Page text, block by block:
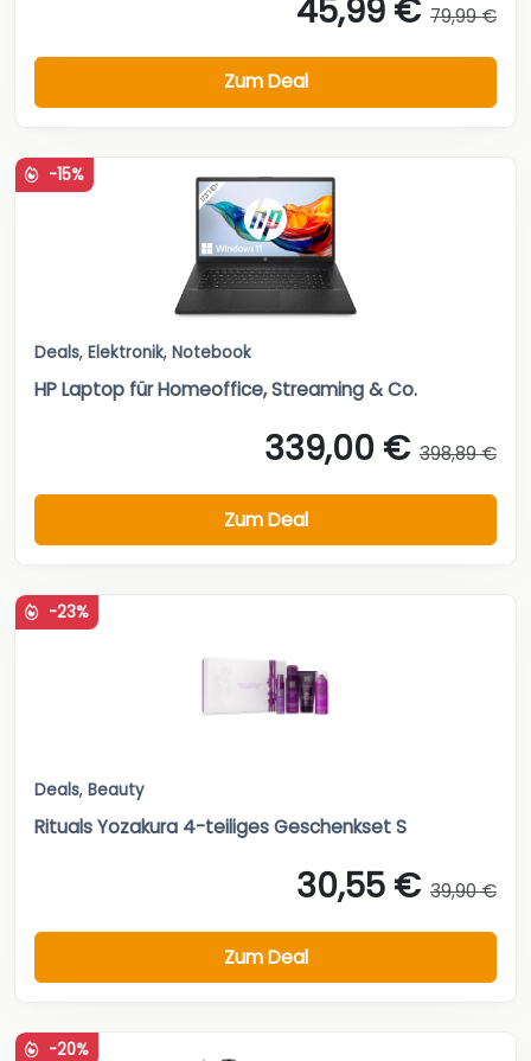
45,99 € 79,99 €
Zum Deal
-15%
Deals, Elektronik, Notebook
HP Laptop für Homeoffice, Streaming & Co.
339,00 € 398,89 €
Zum Deal
-23%
Deals, Beauty
Rituals Yozakura 4-teiliges Geschenkset S
30,55 € 39,90 €
Zum Deal
-20%